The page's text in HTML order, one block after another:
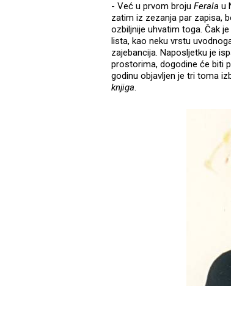
- Već u prvom broju Ferala u
zatim iz zezanja par zapisa,
ozbiljnije uhvatim toga. Čak
lista, kao neku vrstu
zajebancija. Naposljetku je
prostorima, dogodine će biti
godinu objavljen je tri toma
knjiga.